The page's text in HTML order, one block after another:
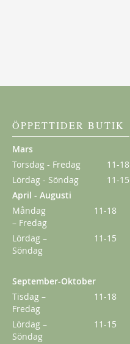
ÖPPETTIDER BUTIK
Mars
Torsdag - Fredag
11-18
Lördag - Söndag
11-15
April - Augusti
Måndag
– Fredag
11-18
Lördag –
Söndag
11-15
September-Oktober
Tisdag –
Fredag
11-18
Lördag –
Söndag
11-15